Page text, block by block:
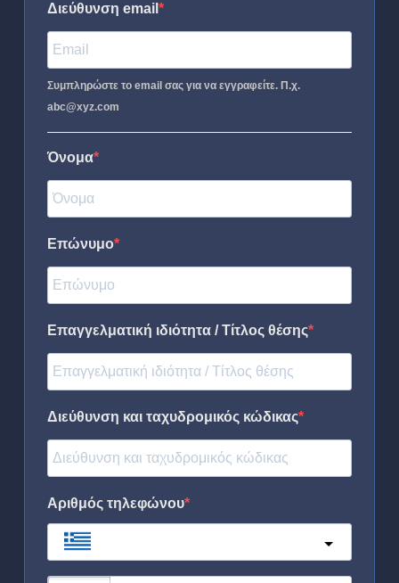
Διεύθυνση email
Συμπληρώστε το email σας για να εγγραφείτε. Π.χ.
abc@xyz.com
Όνομα
Επώνυμο
Επαγγελματική ιδιότητα / Τίτλος θέσης
Διεύθυνση και ταχυδρομικός κώδικας
Αριθμός τηλεφώνου